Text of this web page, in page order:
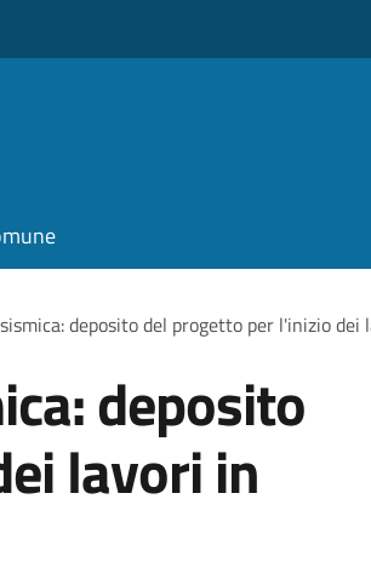
deposito del progetto per l'inizio dei
deposito
lavori in